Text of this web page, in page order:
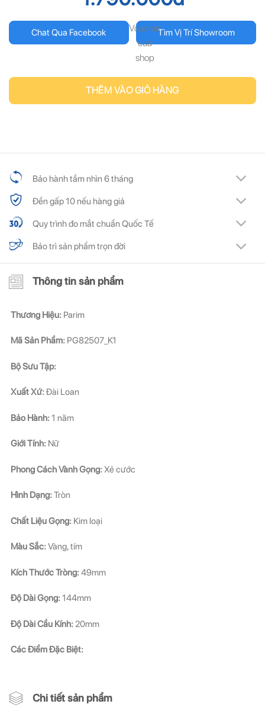
Chat Qua Facebook Tìm Vị Trí Showroom
Voucher
của
shop
THÊM VÀO GIỎ HÀNG
Bảo hành tầm nhìn 6 tháng
Đền gấp 10 nếu hàng giả
Quy trình đo mắt chuẩn Quốc Tế
Bảo trì sản phẩm trọn đời
Thông tin sản phẩm
Thương Hiệu: Parim
Mã Sản Phẩm: PG82507_K1
Bộ Sưu Tập:
Xuất Xứ:Đài Loan
Bảo Hành:1 năm
Giới Tính: Nữ
Phong Cách Vành Gọng:Xẻ cước
Hình Dạng:Tròn
Chất Liệu Gọng: Kim loại
Màu Sắc:Vàng, tím
Kích Thước Tròng:49mm
Độ Dài Gọng:144mm
Độ Dài Cầu Kính: 20mm
Các Điểm Đặc Biệt:
Chi tiết sản phẩm
(Vui lòng check thư mục Promotion hoặc Spam nếu bạn không thấy email từ Hải
(Vui lòng check thư mục Promotion hoặc Spam nếu bạn không thấy email từ Hải